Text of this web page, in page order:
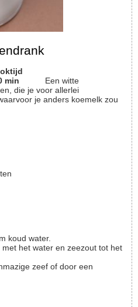
min
Een witte
die je voor allerlei
je anders koemelk zou
koud water.